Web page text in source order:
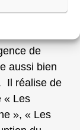
de
aussi bien
Il réalise de
« Les
», « Les